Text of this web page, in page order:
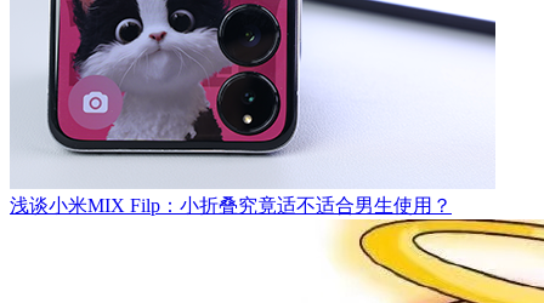
浅谈小米MIX Filp：小折叠究竟适不适合男生使用？